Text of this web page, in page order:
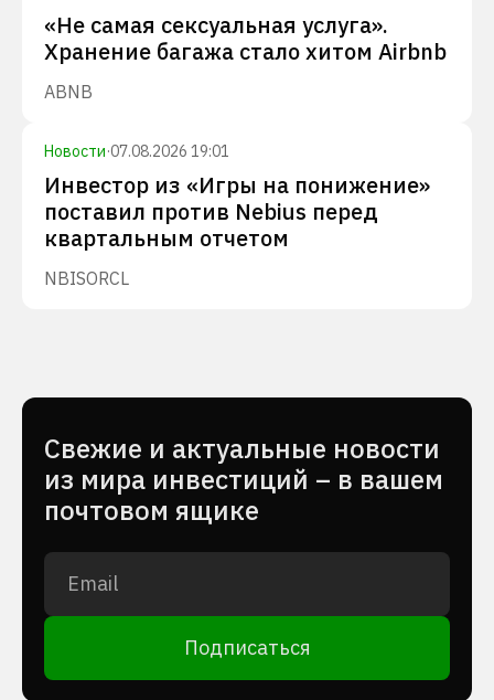
«Не самая сексуальная услуга».
Хранение багажа стало хитом Airbnb
ABNB
Новости·07.08.2026 19:01
Инвестор из «Игры на понижение»
поставил против Nebius перед
квартальным отчетом
NBISORCL
Cвежие и актуальные новости
из мира инвестиций – в вашем
почтовом ящике
Подписаться